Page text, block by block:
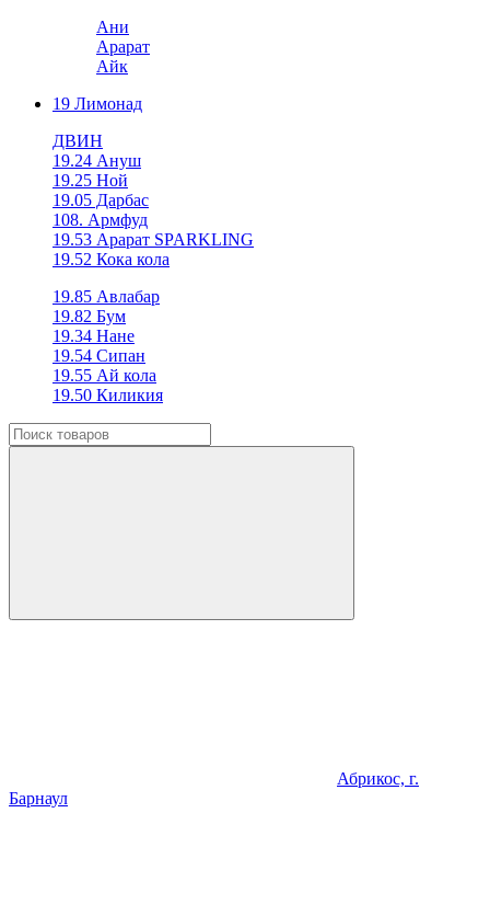
Ани
Арарат
Айк
19 Лимонад
ДВИН
19.24 Ануш
19.25 Ной
19.05 Дарбас
108. Армфуд
19.53 Арарат SPARKLING
19.52 Кока кола
19.85 Авлабар
19.82 Бум
19.34 Нане
19.54 Сипан
19.55 Ай кола
19.50 Киликия
Абрикос, г.
Барнаул